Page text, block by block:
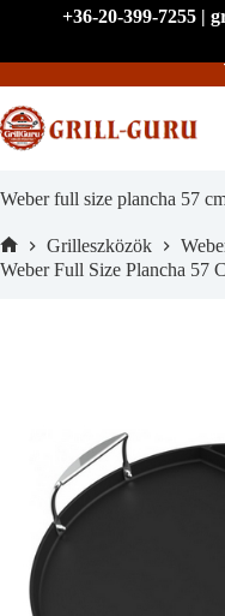
+36-20-399-7255 |
Weber full size plancha 57
Home
Grilleszközök
Weber Full Size Plancha 57